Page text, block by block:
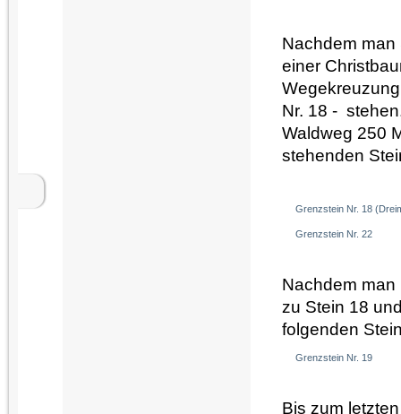
Nachdem man
einer
Nr. 18 -
Waldweg 250
stehenden
Grenzstein Nr. 18
Grenzstein Nr. 22
Nachdem man
zu Stein 18
folgenden
Grenzstein Nr. 19
Bis zum